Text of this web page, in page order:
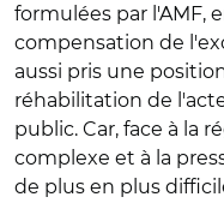
formulées par l'AMF,
compensation de
aussi pris une
réhabilitation de
public. Car, face à la
complexe et à la
de plus en plus